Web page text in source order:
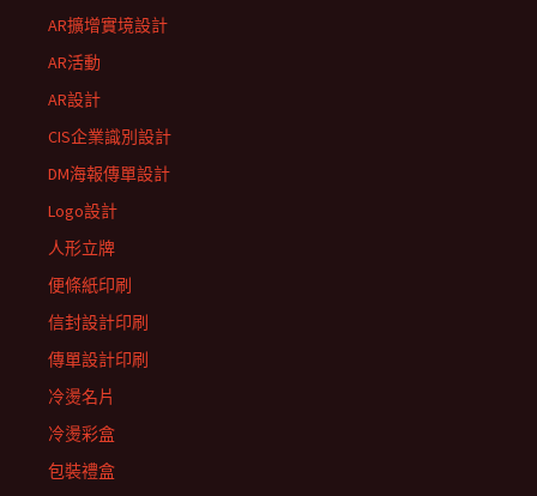
AR擴增實境設計
AR活動
AR設計
CIS企業識別設計
DM海報傳單設計
Logo設計
人形立牌
便條紙印刷
信封設計印刷
傳單設計印刷
冷燙名片
冷燙彩盒
包裝禮盒